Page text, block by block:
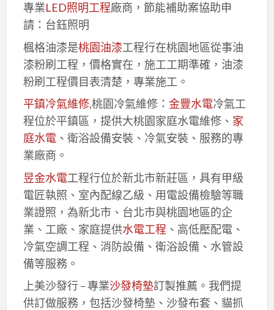
專業LED照明工程廠商，節能補助案協助申
請：台鈺照明
楓格油漆是桃園油漆工程行在桃園地區從事油
漆粉刷工程，價格實在，施工工期準確，油漆
粉刷工程價目表清楚，專業施工。
平鎮冷氣維修,桃園冷氣維修： 金豐水電冷氣工
程位於平鎮區，提供大桃園家庭水電維修、 家
庭水電、衛浴設備安裝、冷氣安裝、服務的專
業廠商。
昱金水電工程行位於新北市新莊區，具有甲級
電匠執照、室內配線乙級、用電設備檢驗等職
業證照，為新北市、台北市與桃園地區的企
業、工廠、家庭提供水電工程 、高低壓配電、
冷氣空調工程、消防設備、衛浴設備、水管設
備等服務。
上美沙發行 – 專業沙發椅墊訂製推薦。我們提
供訂做服務，包括沙發椅墊、沙發布套、貓抓